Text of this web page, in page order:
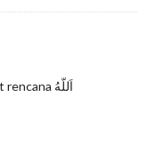
Subhanallah.. benar2 hebat rencana اَللّهُ